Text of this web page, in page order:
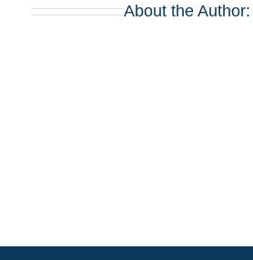
About the Author: